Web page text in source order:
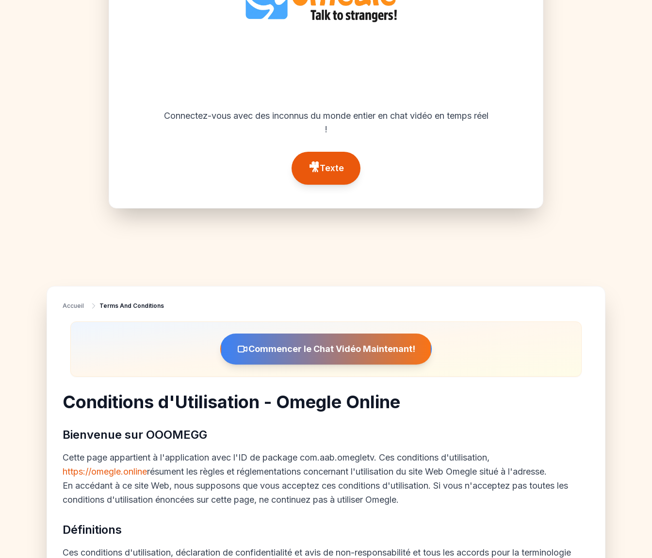
Connectez-vous avec des inconnus du monde entier en chat vidéo en temps réel
!
🎥Texte
Accueil Terms And Conditions
Commencer le Chat Vidéo Maintenant!
Conditions d'Utilisation - Omegle Online
Bienvenue sur OOOMEGG
Cette page appartient à l'application avec l'ID de package com.aab.omegletv. Ces conditions d'utilisation,
https://omegle.onlinerésument les règles et réglementations concernant l'utilisation du site Web Omegle situé à l'adresse.
En accédant à ce site Web, nous supposons que vous acceptez ces conditions d'utilisation. Si vous n'acceptez pas toutes les
conditions d'utilisation énoncées sur cette page, ne continuez pas à utiliser Omegle.
Définitions
Ces conditions d'utilisation, déclaration de confidentialité et avis de non-responsabilité et tous les accords pour la terminologie